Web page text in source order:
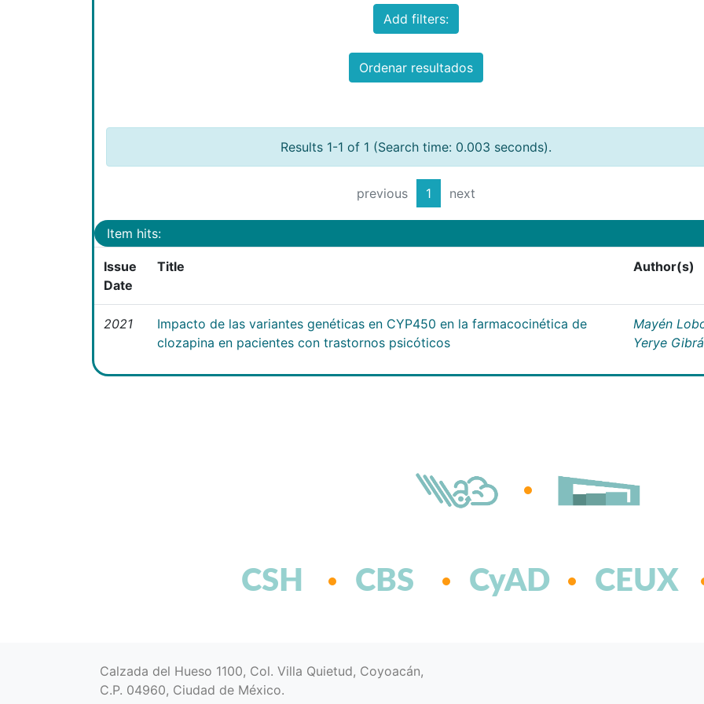
Add filters:
Ordenar resultados
Results 1-1 of 1 (Search time: 0.003 seconds).
previous 1 next
Item hits:
Issue
Date
Title Author(s)
2021
Impacto de las variantes genéticas en CYP450 en la farmacocinética de
clozapina en pacientes con trastornos psicóticos
Mayén
Yerye
CSH CBS CyAD CEUX
Calzada del Hueso 1100, Col. Villa Quietud, Coyoacán,
C.P. 04960, Ciudad de México.